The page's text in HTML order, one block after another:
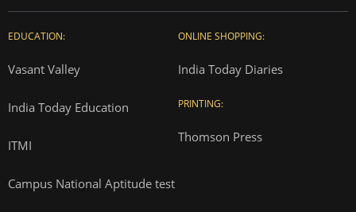
EDUCATION:
Vasant Valley
India Today Education
ITMI
Campus National Aptitude test
ONLINE SHOPPING:
India Today Diaries
PRINTING:
Thomson Press